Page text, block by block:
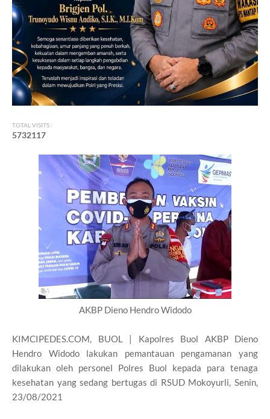
TOTAL VISITS :
5732117
AKBP Dieno Hendro Widodo
KIMCIPEDES.COM, BUOL | Kapolres Buol AKBP Dieno
Hendro Widodo lakukan pemantauan pengamanan yang
dilakukan oleh personel Polres Buol kepada para tenaga
kesehatan yang sedang bertugas di RSUD Mokoyurli, Senin,
23/08/2021